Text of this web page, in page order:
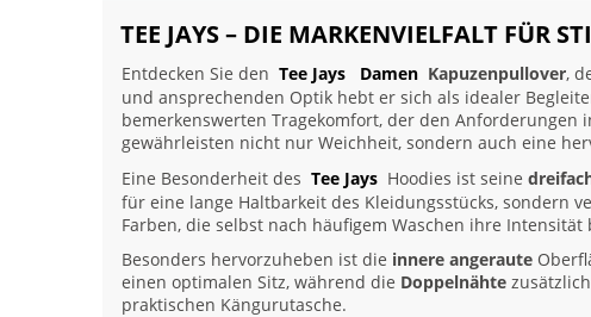
TEE JAYS – DIE MARKENVIELFALT FÜR
Entdecken Sie den Tee Jays Damen Kapuzenpullover,
und ansprechenden Optik hebt er sich als idealer
bemerkenswerten Tragekomfort, der den
gewährleisten nicht nur Weichheit, sondern auch eine
Eine Besonderheit des Tee Jays Hoodies ist seine
für eine lange Haltbarkeit des Kleidungsstücks, sondern
Farben, die selbst nach häufigem Waschen ihre Intensität
Besonders hervorzuheben ist die innere angeraute
einen optimalen Sitz, während die Doppelnähte
praktischen Kängurutasche.